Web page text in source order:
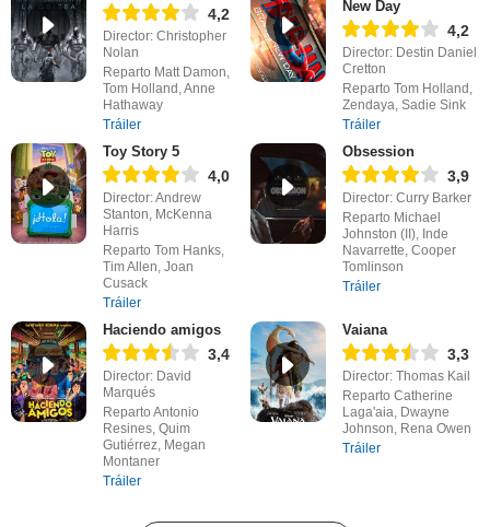
4,2
Director: Christopher
Nolan
Reparto Matt Damon,
Tom Holland, Anne
Hathaway
Tráiler
New Day
4,2
Director: Destin Daniel
Cretton
Reparto Tom Holland,
Zendaya, Sadie Sink
Tráiler
Toy Story 5
4,0
Director: Andrew
Stanton, McKenna
Harris
Reparto Tom Hanks,
Tim Allen, Joan
Cusack
Tráiler
Obsession
3,9
Director: Curry Barker
Reparto Michael
Johnston (II), Inde
Navarrette, Cooper
Tomlinson
Tráiler
Haciendo amigos
3,4
Director: David
Marqués
Reparto Antonio
Resines, Quim
Gutiérrez, Megan
Montaner
Tráiler
Vaiana
3,3
Director: Thomas Kail
Reparto Catherine
Laga'aia, Dwayne
Johnson, Rena Owen
Tráiler